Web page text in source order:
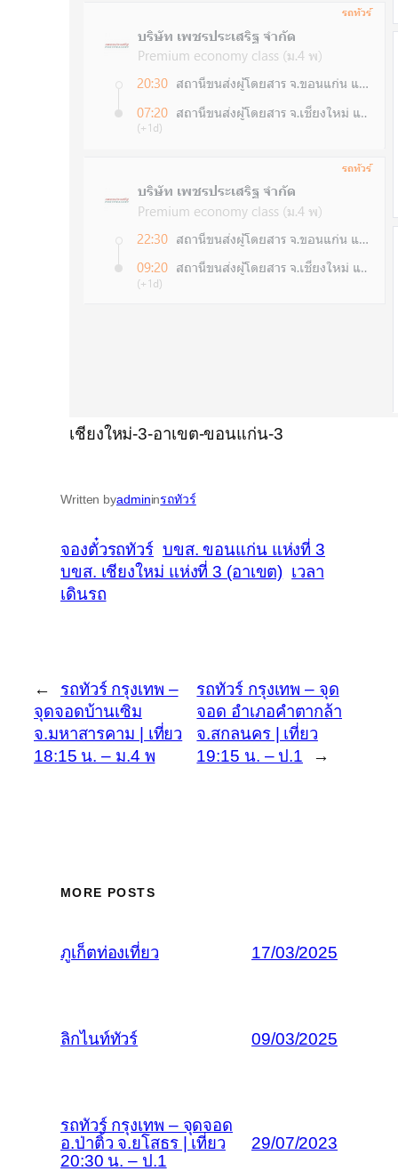
เชียงใหม่-3-อาเขต-ขอนแก่น-3
Written byadmininรถทัวร์
จองตั๋วรถทัวร์ บขส. ขอนแก่น แห่งที่ 3
บขส. เชียงใหม่ แห่งที่ 3 (อาเขต) เวลา
เดินรถ
←
รถทัวร์ กรุงเทพ –
จุดจอดบ้านเซิม
จ.มหาสารคาม | เที่ยว
18:15 น. – ม.4 พ
รถทัวร์ กรุงเทพ – จุด
จอด อำเภอคำตากล้า
จ.สกลนคร | เที่ยว
19:15 น. – ป.1
→
MORE POSTS
ภูเก็ตท่องเที่ยว 17/03/2025
ลิกไนท์ทัวร์ 09/03/2025
รถทัวร์ กรุงเทพ – จุดจอด
อ.ป่าติ้ว จ.ยโสธร | เที่ยว
20:30 น. – ป.1
29/07/2023